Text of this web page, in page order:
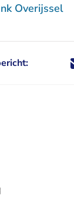
Overijssel
Deel